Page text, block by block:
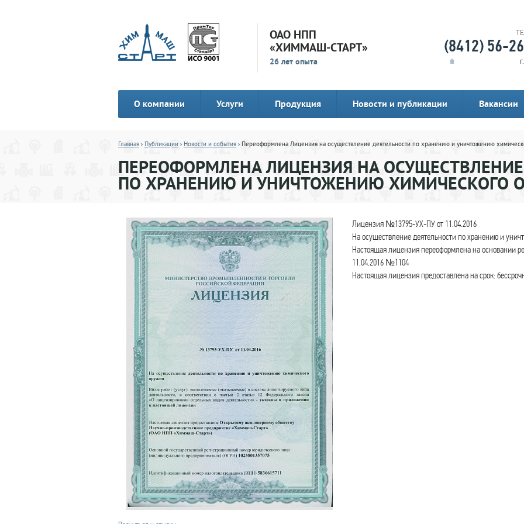
ОАО НПП
«ХИММАШ-СТАРТ»
26 лет опыта
(8412) 56-
О компании Услуги Продукция Новости и публикации Вакансии
Главная › Публикации › Новости и события › Переоформлена Лицензия на осуществление деятельности по хранению и уничтожению
ПЕРЕОФОРМЛЕНА ЛИЦЕНЗИЯ НА
ПО ХРАНЕНИЮ И УНИЧТОЖЕНИЮ ХИМИЧЕСКОГО
Лицензия №13795-УХ-ПУ от 11.04.2016
На осуществление деятельности по хранению и
Настоящая лицензия переоформлена на основании
11.04.2016 №1104
Настоящая лицензия предоставлена на срок: